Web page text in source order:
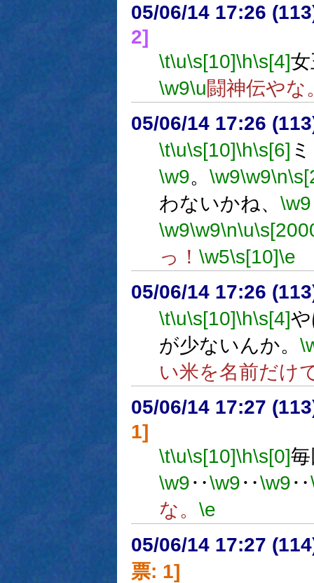
05/06/14 17:26
2]
\t\u\s[10]\h\s[4]
\w9\u闘神伝やな
05/06/14 17:26
\t\u\s[10]\h\s[6]
\w9。 \w9\w9\n
わないかね、 \w9
\w9\w9\n\u
っ！ \w5\s[10]\e
05/06/14 17:26
\t\u\s[10]\h\s[4]
が少ないんか。
い米を名前だけ
05/06/14 17:27
1]
\t\u\s[10]\h\s[0]
\w9‥\w9‥\w9‥
な。 \e
05/06/14 17:27
票: 1]